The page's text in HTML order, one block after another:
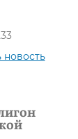
новость